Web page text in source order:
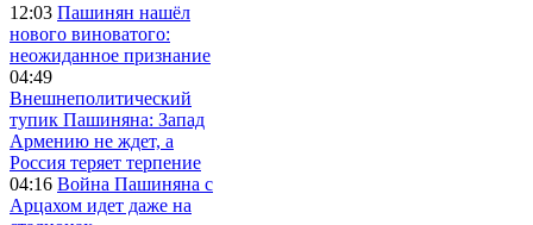
12:03 Пашинян нашёл
нового виноватого:
неожиданное признание
04:49
Внешнеполитический
тупик Пашиняна: Запад
Армению не ждет, а
Россия теряет терпение
04:16 Война Пашиняна с
Арцахом идет даже на